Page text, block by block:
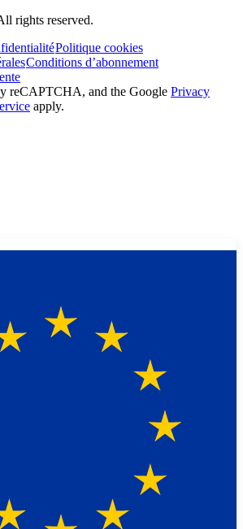
rights reserved.
Politique cookies
Conditions d’abonnement
reCAPTCHA, and the Google Privacy
apply.